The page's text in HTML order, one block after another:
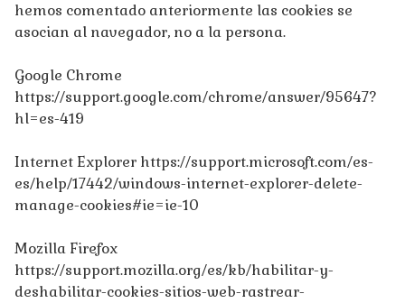
hemos comentado anteriormente las cookies se
asocian al navegador, no a la persona.
Google Chrome
https://support.google.com/chrome/answer/95647?
hl=es-419
Internet Explorer https://support.microsoft.com/es-
es/help/17442/windows-internet-explorer-delete-
manage-cookies#ie=ie-10
Mozilla Firefox
https://support.mozilla.org/es/kb/habilitar-y-
deshabilitar-cookies-sitios-web-rastrear-